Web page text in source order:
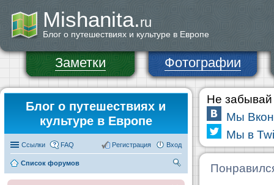
Mishanita.ru
Блог о путешествиях и культуре в Европе
Заметки Фотографии
Блог о путешествиях и
культуре в Европе
Ссылки FAQ Вход
Регистрация
Список форумов
Не забывай
Мы
Мы в